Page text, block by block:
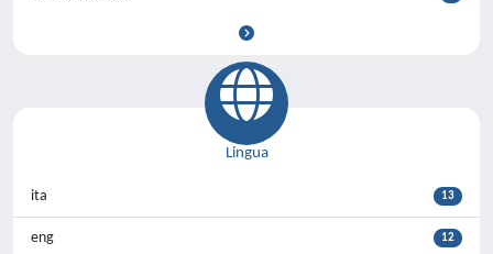
Lingua
ita 13
eng 12